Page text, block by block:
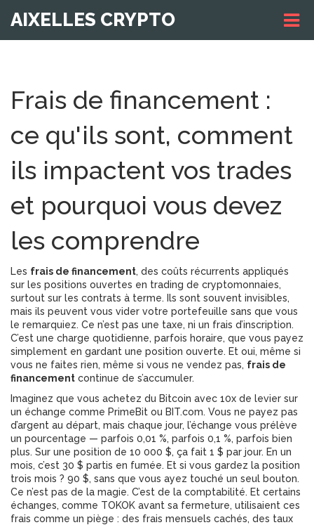
AIXELLES CRYPTO
Frais de financement :
ce qu'ils sont, comment
ils impactent vos trades
et pourquoi vous devez
les comprendre
Les frais de financement, des coûts récurrents appliqués
sur les positions ouvertes en trading de cryptomonnaies,
surtout sur les contrats à terme. Ils sont souvent invisibles,
mais ils peuvent vous vider votre portefeuille sans que vous
le remarquiez. Ce n’est pas une taxe, ni un frais d’inscription.
C’est une charge quotidienne, parfois horaire, que vous payez
simplement en gardant une position ouverte. Et oui, même si
vous ne faites rien, même si vous ne vendez pas, frais de
financement continue de s’accumuler.
Imaginez que vous achetez du Bitcoin avec 10x de levier sur
un échange comme PrimeBit ou BIT.com. Vous ne payez pas
d’argent au départ, mais chaque jour, l’échange vous prélève
un pourcentage — parfois 0,01 %, parfois 0,1 %, parfois bien
plus. Sur une position de 10 000 $, ça fait 1 $ par jour. En un
mois, c’est 30 $ partis en fumée. Et si vous gardez la position
trois mois ? 90 $, sans que vous ayez touché un seul bouton.
Ce n’est pas de la magie. C’est de la comptabilité. Et certains
échanges, comme TOKOK avant sa fermeture, utilisaient ces
frais comme un piège : des frais mensuels cachés, des taux